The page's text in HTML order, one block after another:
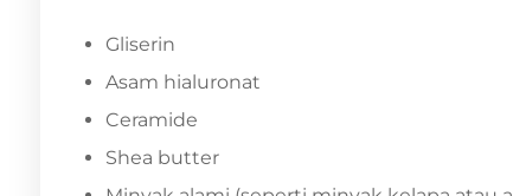
Gliserin
Asam hialuronat
Ceramide
Shea butter